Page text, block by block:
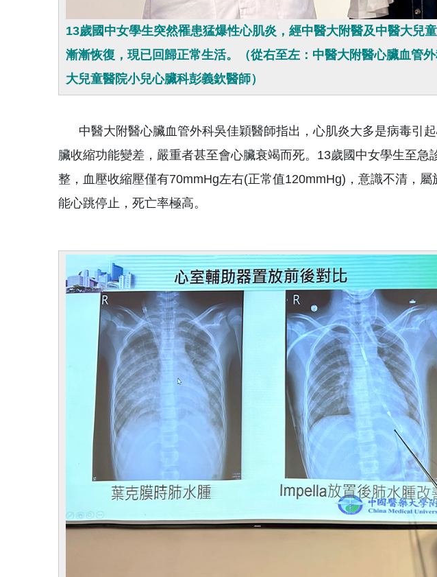
13歲國中女學生突然罹患猛爆性心肌炎，經中醫大附醫及中醫大兒
漸漸恢復，現已回歸正常生活。（從右至左：中醫大附醫心臟血管
大兒童醫院小兒心臟科彭義欽醫師）
中醫大附醫心臟血管外科吳佳穎醫師指出，心肌炎大多是病毒引
臟收縮功能變差，嚴重者甚至會心臟衰竭而死。13歲國中女學生至
整，血壓收縮壓僅有70mmHg左右(正常值120mmHg)，意識不清，
能心跳停止，死亡率極高。